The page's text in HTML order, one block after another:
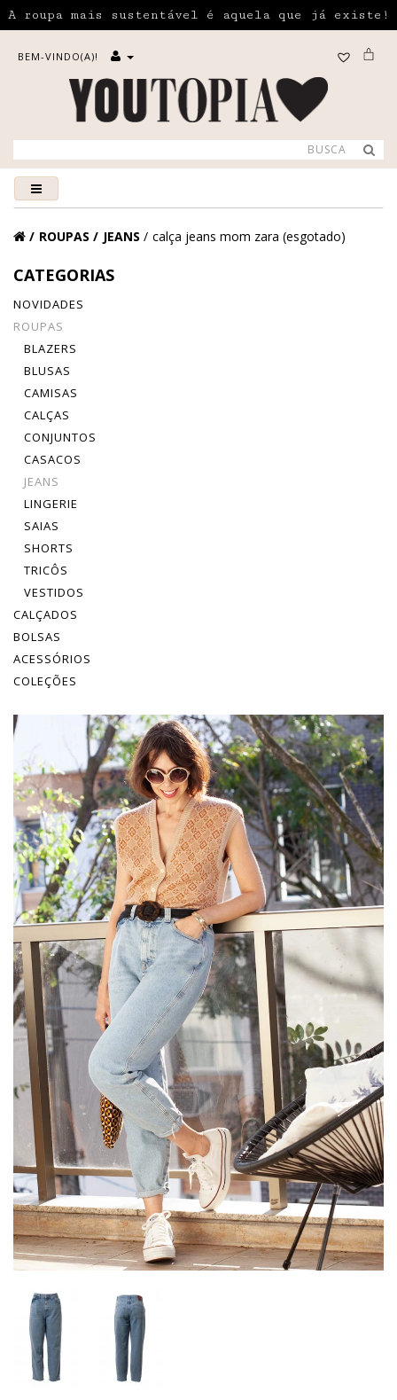
A roupa mais sustentável é aquela que já existe!
BEM-VINDO(A)!
ROUPAS JEANS calça jeans mom zara (esgotado)
CATEGORIAS
NOVIDADES
ROUPAS
BLAZERS
BLUSAS
CAMISAS
CALÇAS
CONJUNTOS
CASACOS
JEANS
LINGERIE
SAIAS
SHORTS
TRICÔS
VESTIDOS
CALÇADOS
BOLSAS
ACESSÓRIOS
COLEÇÕES